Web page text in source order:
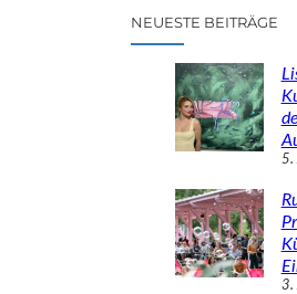
c
h
NEUESTE BEITRÄGE
5.
3.